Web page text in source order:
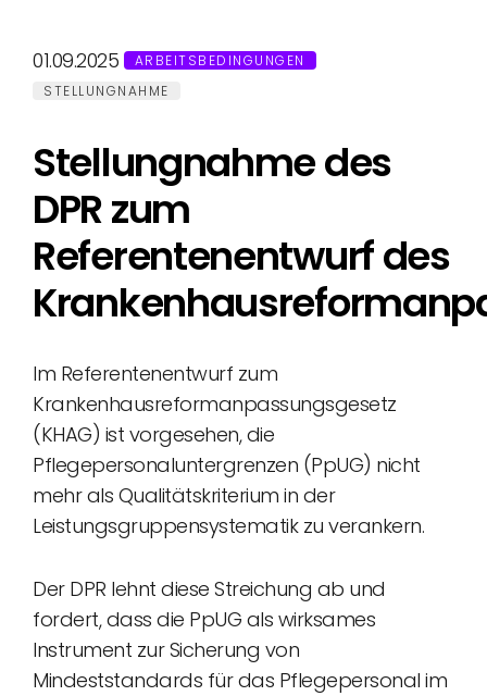
01.09.2025
ARBEITSBEDINGUNGEN
STELLUNGNAHME
Stellungnahme des
DPR zum
Referentenentwurf des
Im Referentenentwurf zum
Krankenhausreformanpassungsgesetz
(KHAG) ist vorgesehen, die
Pflegepersonaluntergrenzen (PpUG) nicht
mehr als Qualitätskriterium in der
Leistungsgruppensystematik zu verankern.
Der DPR lehnt diese Streichung ab und
fordert, dass die PpUG als wirksames
Instrument zur Sicherung von
Mindeststandards für das Pflegepersonal im